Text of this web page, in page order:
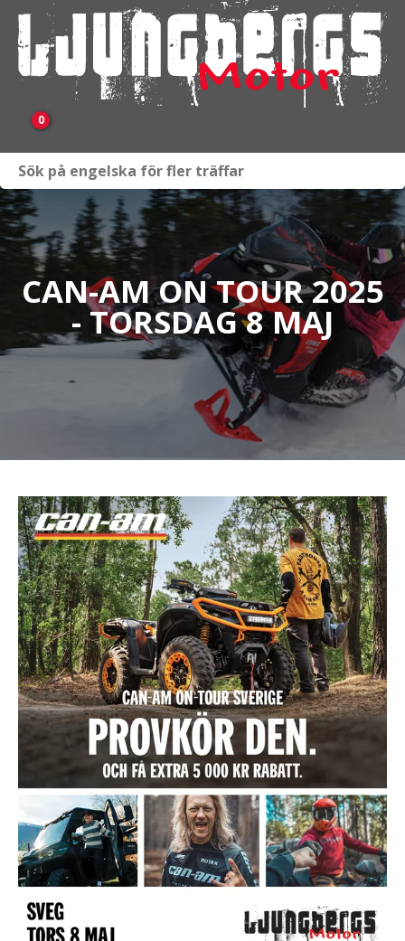
0
Fordon i lager
Verkstad
KAMPANJ
BRP
Släpvagnar & Skylift
Förvaring
Sprängskisser
CAN-AM ON TOUR 2025
- TORSDAG 8 MAJ